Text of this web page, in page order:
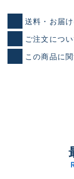
送料・お届
ご注文につい
この商品に